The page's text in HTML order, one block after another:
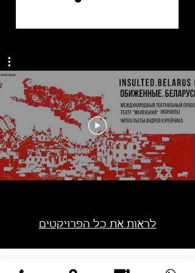
לראות את כל הפרויקטים